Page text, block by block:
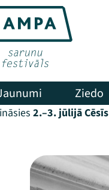
Ziedo
2.–3. jūlijā Cēsīs